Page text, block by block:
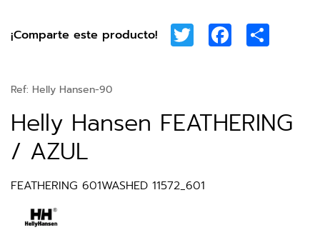
¡Comparte este producto! Twitter Facebook
Ref: Helly Hansen-90
Helly Hansen FEATHERING
/ AZUL
FEATHERING 601WASHED 11572_601